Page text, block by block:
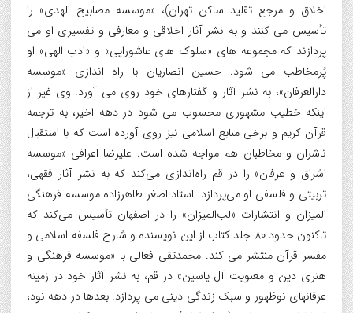
اخلاق و مرجع تقلید ساکن تهران)، «موسسه مصابیح الهدی» را
تأسیس می کنند و به نشر آثار اخلاقی و معارفی و تفسیری او می
پردازند که مجموعه های «سلوک های عاشورایی» و «ادب الهی» او
پُرمخاطب می شود. حسین انصاریان با راه اندازی «موسسه
دارالعرفان»، به نشر آثار و گفتارهای خود روی می آورد. وی غیر از
اینکه خطیب مشهوری محسوب می شود در دهه اخیر، به ترجمه
قرآن کریم و برخی منابع اسلامی نیز روی آورده است که با استقبال
ناشران و مخاطبان هم مواجه شده است. علیرضا اعرافی «موسسه
اشراق و عرفان» را در قم راه‌اندازی می‌کند که به نشر آثار فقهی،
تربیتی و فلسفی او می‌پردازد. استاد اصغر طاهرزاده موسسه فرهنگی
المیزان و انتشارات «لب‌المیزان» را در اصفهان تأسیس می‌کند که
تاکنون حدود 80 جلد کتاب از این نویسنده و شارح فلسفه اسلامی و
مفسر قرآن منتشر می کند. محمدتقی فعالی با «موسسه فرهنگی و
هنری دین و معنویت آل یاسین» در قم، به نشر آثار خود در زمینه
عرفانهای نوظهور و سبک زندگی دینی می پردازد. بعدها در دهه نود،